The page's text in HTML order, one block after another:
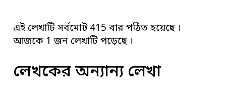
এই লেখাটি সর্বমোট 415 বার পঠিত হয়েছে ।
আজকে 1 জন লেখাটি পড়েছে ।
লেখকের অন্যান্য লেখা